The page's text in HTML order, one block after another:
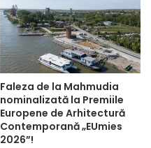
Faleza de la Mahmudia
nominalizată la Premiile
Europene de Arhitectură
Contemporană „EUmies
2026”!